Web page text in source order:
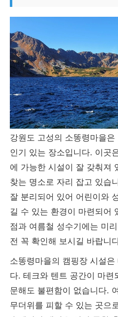
강원도 고성의 소똥령마을
인기 있는 장소입니다. 이곳
에 가능한 시설이 잘 갖춰져
찾는 명소로 자리 잡고 있습
잘 분리되어 있어 어린이와
길 수 있는 환경이 마련되어
점과 여름철 성수기에는 미
전 꼭 확인해 보시길 바랍니
소똥령마을의 캠핑장 시설
다. 테크와 텐트 공간이 마
문해도 불편함이 없습니다.
무더위를 피할 수 있는 곳으